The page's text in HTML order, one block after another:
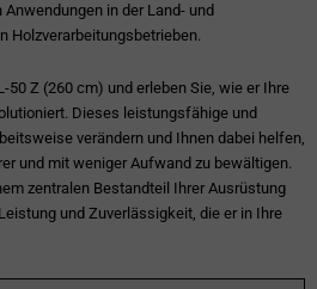
in der Land- und
Holzverarbeitungsbetrieben.
50 Z (260 cm) und erleben Sie, wie er Ihre
Dieses leistungsfähige und
verändern und Ihnen dabei helfen,
und mit weniger Aufwand zu bewältigen.
zentralen Bestandteil Ihrer Ausrüstung
und Zuverlässigkeit, die er in Ihre